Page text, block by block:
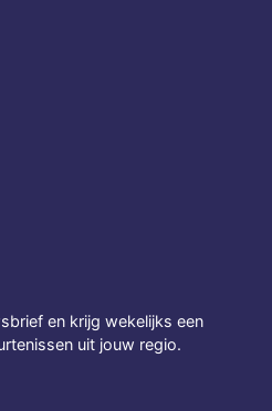
en krijg wekelijks een
uit jouw regio.